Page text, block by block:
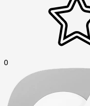
0